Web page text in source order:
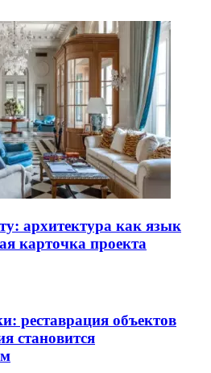
архитектура как язык
карточка проекта
реставрация объектов
становится